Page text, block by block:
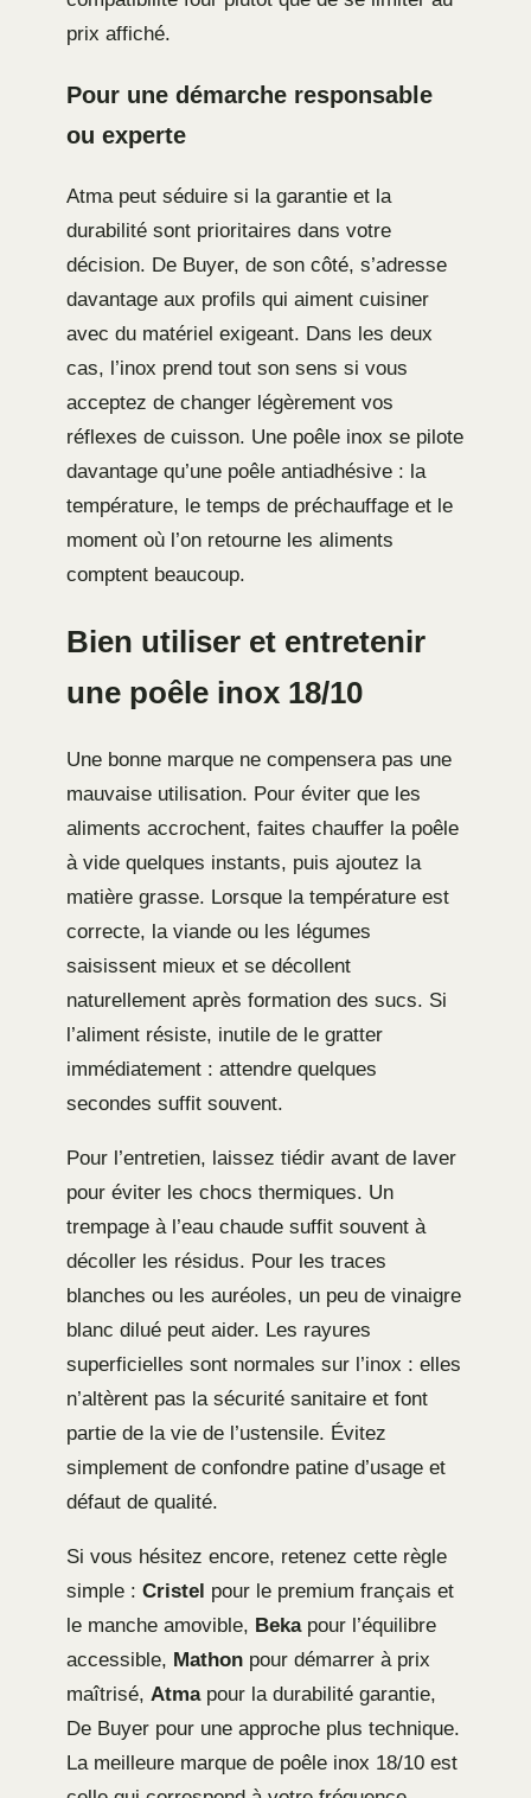
prix affiché.
Pour une démarche responsable
ou experte
Atma peut séduire si la garantie et la
durabilité sont prioritaires dans votre
décision. De Buyer, de son côté, s’adresse
davantage aux profils qui aiment cuisiner
avec du matériel exigeant. Dans les deux
cas, l’inox prend tout son sens si vous
acceptez de changer légèrement vos
réflexes de cuisson. Une poêle inox se pilote
davantage qu’une poêle antiadhésive : la
température, le temps de préchauffage et le
moment où l’on retourne les aliments
comptent beaucoup.
Bien utiliser et entretenir
une poêle inox 18/10
Une bonne marque ne compensera pas une
mauvaise utilisation. Pour éviter que les
aliments accrochent, faites chauffer la poêle
à vide quelques instants, puis ajoutez la
matière grasse. Lorsque la température est
correcte, la viande ou les légumes
saisissent mieux et se décollent
naturellement après formation des sucs. Si
l’aliment résiste, inutile de le gratter
immédiatement : attendre quelques
secondes suffit souvent.
Pour l’entretien, laissez tiédir avant de laver
pour éviter les chocs thermiques. Un
trempage à l’eau chaude suffit souvent à
décoller les résidus. Pour les traces
blanches ou les auréoles, un peu de vinaigre
blanc dilué peut aider. Les rayures
superficielles sont normales sur l’inox : elles
n’altèrent pas la sécurité sanitaire et font
partie de la vie de l’ustensile. Évitez
simplement de confondre patine d’usage et
défaut de qualité.
Si vous hésitez encore, retenez cette règle
simple : Cristel pour le premium français et
le manche amovible, Bekapour l’équilibre
accessible, Mathon pour démarrer à prix
maîtrisé, Atmapour la durabilité garantie,
De Buyer pour une approche plus technique.
La meilleure marque de poêle inox 18/10 est